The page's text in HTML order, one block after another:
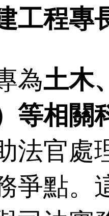
工程專
為土木
等相關
法官處
爭點。